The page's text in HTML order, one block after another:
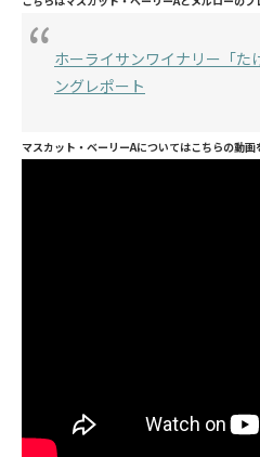
ホーライサンワイナリー「た
ングレポート
マスカット・ベーリーAについてはこちらの動